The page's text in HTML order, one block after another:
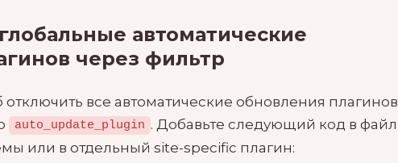
автоматические
через фильтр
все автоматические обновления плагинов
auto_update_plugin . Добавьте следующий код в файл
или в отдельный site-specific плагин: